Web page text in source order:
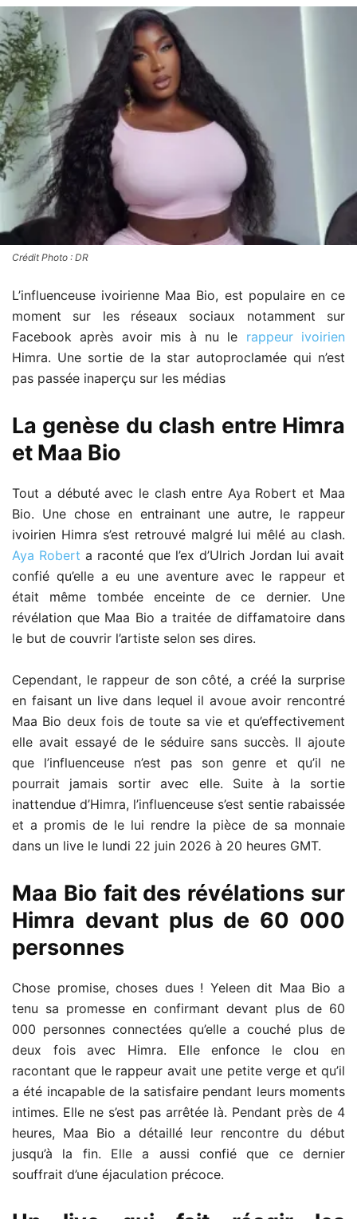
Crédit Photo : DR
L’influenceuse ivoirienne Maa Bio, est populaire en ce
moment sur les réseaux sociaux notamment sur
Facebook après avoir mis à nu le rappeur ivoirien
Himra. Une sortie de la star autoproclamée qui n’est
pas passée inaperçu sur les médias
La genèse du clash entre Himra
et Maa Bio
Tout a débuté avec le clash entre Aya Robert et Maa
Bio. Une chose en entrainant une autre, le rappeur
ivoirien Himra s’est retrouvé malgré lui mêlé au clash.
Aya Robert a raconté que l’ex d’Ulrich Jordan lui avait
confié qu’elle a eu une aventure avec le rappeur et
était même tombée enceinte de ce dernier. Une
révélation que Maa Bio a traitée de diffamatoire dans
le but de couvrir l’artiste selon ses dires.
Cependant, le rappeur de son côté, a créé la surprise
en faisant un live dans lequel il avoue avoir rencontré
Maa Bio deux fois de toute sa vie et qu’effectivement
elle avait essayé de le séduire sans succès. Il ajoute
que l’influenceuse n’est pas son genre et qu’il ne
pourrait jamais sortir avec elle. Suite à la sortie
inattendue d’Himra, l’influenceuse s’est sentie rabaissée
et a promis de le lui rendre la pièce de sa monnaie
dans un live le lundi 22 juin 2026 à 20 heures GMT.
Maa Bio fait des révélations sur
Himra devant plus de 60 000
personnes
Chose promise, choses dues ! Yeleen dit Maa Bio a
tenu sa promesse en confirmant devant plus de 60
000 personnes connectées qu’elle a couché plus de
deux fois avec Himra. Elle enfonce le clou en
racontant que le rappeur avait une petite verge et qu’il
a été incapable de la satisfaire pendant leurs moments
intimes. Elle ne s’est pas arrêtée là. Pendant près de 4
heures, Maa Bio a détaillé leur rencontre du début
jusqu’à la fin. Elle a aussi confié que ce dernier
souffrait d’une éjaculation précoce.